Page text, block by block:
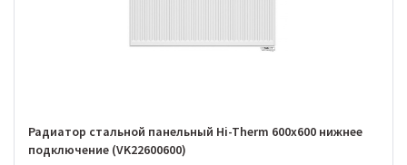
Радиатор стальной панельный Hi-Therm 600х600 нижнее
подключение (VK22600600)